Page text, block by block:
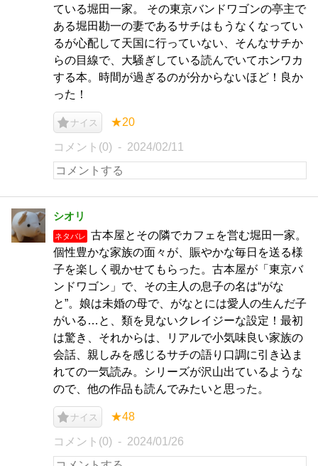
ている堀田一家。 その東京バンドワゴンの亭主で
ある堀田勘一の妻であるサチはもうなくなってい
るが心配して天国に行っていない、そんなサチか
らの目線で、大騒ぎしている読んでいてホンワカ
する本。時間が過ぎるのが分からないほど！良か
った！
ナイス ★20
コメント(0) 2024/02/11
シオリ
ネタバレ
古本屋とその隣でカフェを営む堀田一家。
個性豊かな家族の面々が、賑やかな毎日を送る様
子を楽しく覗かせてもらった。古本屋が「東京バ
ンドワゴン」で、その主人の息子の名は“がな
と”。娘は未婚の母で、がなとには愛人の生んだ子
がいる…と、類を見ないクレイジーな設定！最初
は驚き、それからは、リアルで小気味良い家族の
会話、親しみを感じるサチの語り口調に引き込ま
れての一気読み。シリーズが沢山出ているような
ので、他の作品も読んでみたいと思った。
ナイス ★48
コメント(0) 2024/01/26